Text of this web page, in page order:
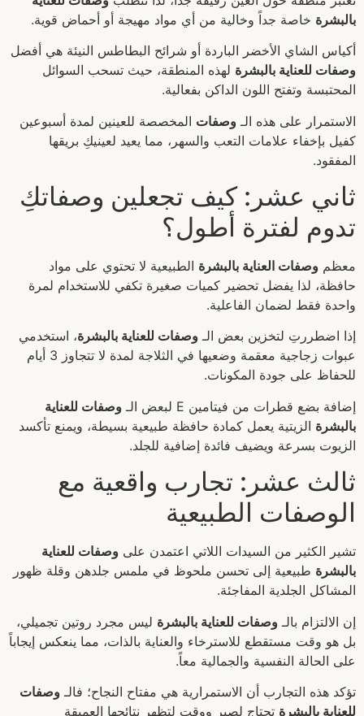
بالبشرة خاصة جداً وخالية من أي مواد مهيجة أو أحماض قوية.
أكياس الشاي الأخضر الباردة أو شرائح البطاطس النيئة هي أفضل
وصفات للعناية بالبشرة لهذه المنطقة، حيث تسحب السوائل
المحتبسة وتفتح اللون الداكن بفعالية.
الاستمرار على هذه الـ وصفات المخصصة للعينين لمدة أسبوعين
كفيل بإخفاء علامات التعب والسهر، مما يعيد لعينيكِ بريقها
المفقود.
ثاني عشر: كيف تجعلين وصفاتكِ
تدوم لفترة أطول؟
معظم وصفات العناية بالبشرة الطبيعية لا تحتوي على مواد
حافظة، لذا يفضل تحضير كميات صغيرة تكفي للاستخدام لمرة
واحدة فقط لضمان الفاعلية.
إذا اضطررتِ لتخزين بعض الـ وصفات للعناية بالبشرة، استخدمي
عبوات زجاجية معقمة وضعيها في الثلاجة لمدة لا تتجاوز 3 أيام
للحفاظ على جودة المكونات.
إضافة بضع قطرات من فيتامين E لبعض الـ
وصفات للعناية
بالبشرة الزيتية يعمل كمادة حافظة طبيعية بسيطة، ويمنع تأكسد
الزيوت بسرعة ويضيف فائدة إضافية للجلد.
ثالث عشر: تجارب واقعية مع
الوصفات الطبيعية
تشير الكثير من السيدات اللاتي اعتمدن على وصفات للعناية
بالبشرة طبيعية إلى تحسن ملحوظ في ملمس جلدهن وقلة ظهور
المشاكل الجلدية المفاجئة.
إن الالتزام بالـ وصفات للعناية بالبشرة ليس مجرد روتين تجميلي،
بل هو وقت مستقطع للاسترخاء والعناية بالذات، مما ينعكس إيجاباً
على الحالة النفسية والجمالية معاً.
تؤكد هذه التجارب أن الاستمرارية هي مفتاح النجاح؛ فالـ وصفات
للعناية بالبشرة تحتاج لصبر ووقت لتظهر نتائجها العميقة